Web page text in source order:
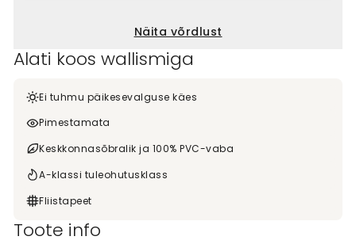
Näita võrdlust
Alati koos wallismiga
Ei tuhmu päikesevalguse käes
Pimestamata
Keskkonnasõbralik ja 100% PVC-vaba
A-klassi tuleohutusklass
Fliistapeet
Toote info